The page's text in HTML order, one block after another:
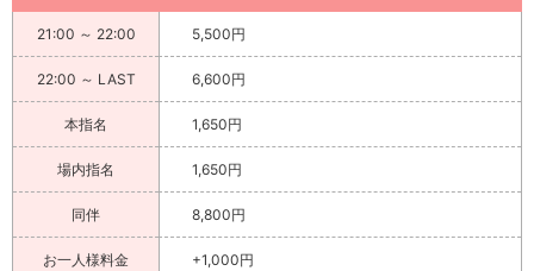
21:00 ～ 22:00 5,500円
22:00 ～ LAST 6,600円
本指名 1,650円
場内指名 1,650円
同伴 8,800円
お一人様料金 +1,000円